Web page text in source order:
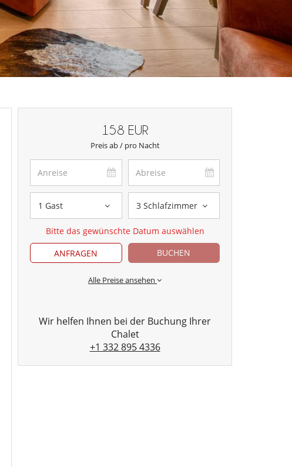
158 EUR
Preis ab / pro Nacht
1 Gast 3 Schlafzimmer
Bitte das gewünschte Datum auswählen
ANFRAGEN
BUCHEN
Alle Preise ansehen
Wir helfen Ihnen bei der Buchung Ihrer
Chalet
+1 332 895 4336